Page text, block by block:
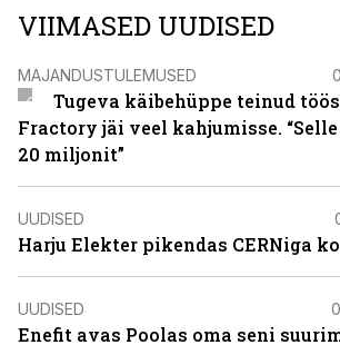
VIIMASED UUDISED
MAJANDUSTULEMUSED
Tugeva käibehüppe teinud
Fractory jäi veel kahjumisse.
20 miljonit”
UUDISED
Harju Elekter pikendas CERNiga
UUDISED
Enefit avas Poolas oma seni